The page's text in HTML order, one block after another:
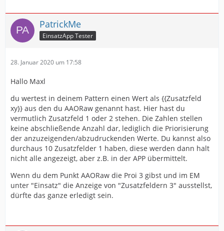
PatrickMe
EinsatzApp Tester
28. Januar 2020 um 17:58
Hallo Maxl
du wertest in deinem Pattern einen Wert als {{Zusatzfeld
xy}} aus den du AAORaw genannt hast. Hier hast du
vermutlich Zusatzfeld 1 oder 2 stehen. Die Zahlen stellen
keine abschließende Anzahl dar, lediglich die Priorisierung
der anzuzeigenden/abzudruckenden Werte. Du kannst also
durchaus 10 Zusatzfelder 1 haben, diese werden dann halt
nicht alle angezeigt, aber z.B. in der APP übermittelt.
Wenn du dem Punkt AAORaw die Proi 3 gibst und im EM
unter "Einsatz" die Anzeige von "Zusatzfeldern 3" ausstellst,
dürfte das ganze erledigt sein.